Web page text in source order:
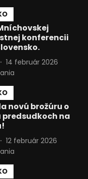
konferencii
14 február 2026
novú brožúru o
predsudkoch na
12 február 2026